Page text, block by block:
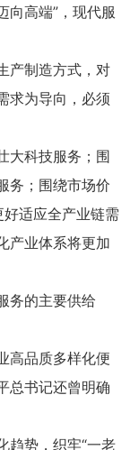
向高端”，现代服
产制造方式，对
求为导向，必须
大科技服务；围
务；围绕市场价
适应全产业链需
产业体系将更加
务的主要供给
高品质多样化便
总书记还曾明确
趋势，织牢“一老